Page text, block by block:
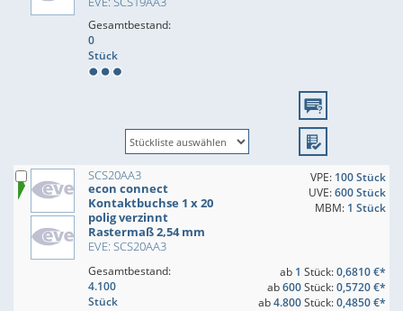
Gesamtbestand:
0
Stück
SCS20AA3
econ connect
Kontaktbuchse 1 x 20
polig verzinnt
Rastermaß 2,54 mm
EVE: SCS20AA3
VPE: 100 Stück
UVE:600 Stück
MBM: 1 Stück
Gesamtbestand:
4.100
Stück
ab 1 Stück:0,6810 €*
ab600Stück:0,5720 €*
ab4.800Stück:0,4850 €*